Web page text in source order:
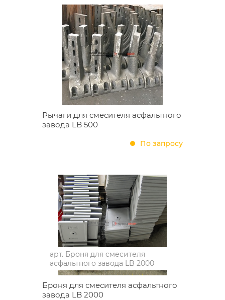
Рычаги для смесителя асфальтного
завода LB 500
По запросу
арт. Броня для смесителя
асфальтного завода LB 2000
Броня для смесителя асфальтного
завода LB 2000